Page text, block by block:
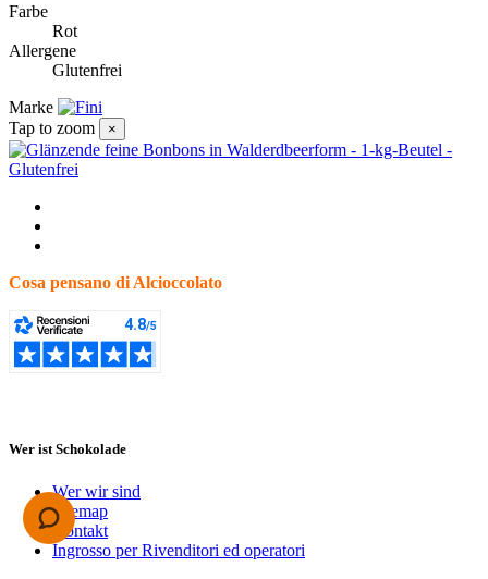
Farbe
Rot
Allergene
Glutenfrei
Marke
Tap to zoom
×
Cosa pensano di Alcioccolato
Wer ist Schokolade
Wer wir sind
Sitemap
Kontakt
Ingrosso per Rivenditori ed operatori